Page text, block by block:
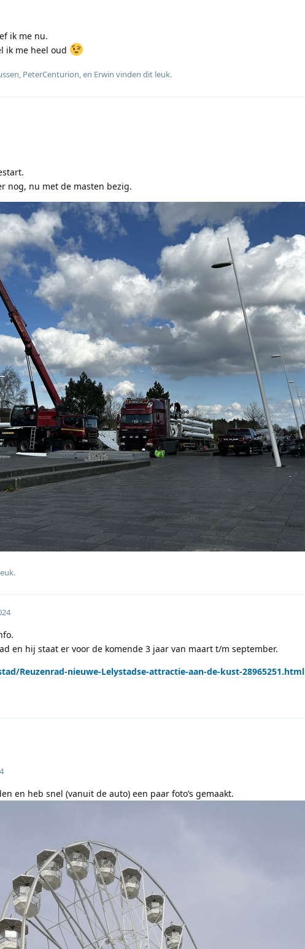
ik me nu.
ik me heel oud
, PeterCenturion, en Erwin vinden dit leuk.
nog, nu met de masten bezig.
.
en hij staat er voor de komende 3 jaar van maart t/m september.
Reuzenrad-nieuwe-Lelystadse-attractie-aan-de-kust-28965251.html
en heb snel (vanuit de auto) een paar foto’s gemaakt.